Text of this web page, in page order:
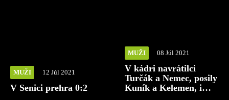
MUŽI 12 Júl 2021
V Senici prehra 0:2
MUŽI 08 Júl 2021
V kádri navrátilci
Turčák a Nemec, posily
Kuník a Kelemen, i